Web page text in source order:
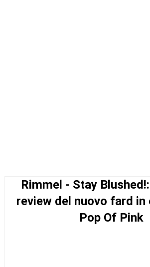
Rimmel - Stay
review del nuovo fard in
Pop Of Pink